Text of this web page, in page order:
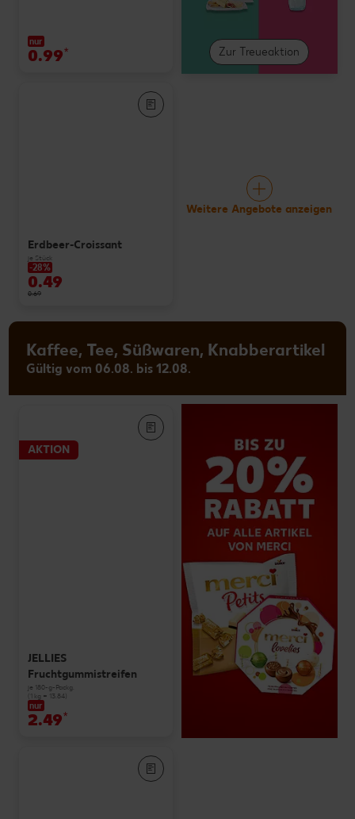
Zur Treueaktion
nur
0.99*
Erdbeer-Croissant
je Stück
-28%
0.49
0.69
Weitere Angebote anzeigen
Kaffee, Tee, Süßwaren, Knabberartikel
Gültig vom 06.08. bis 12.08.
AKTION
JELLIES
Fruchtgummistreifen
je 180-g-Packg.
(1 kg = 13.84)
nur
2.49*